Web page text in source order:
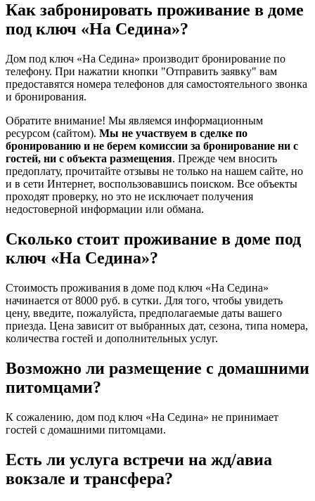
Как забронировать проживание в доме
под ключ «На Седина»?
Дом под ключ «На Седина» производит бронирование по
телефону. При нажатии кнопки "Отправить заявку" вам
предоставятся номера телефонов для самостоятельного звонка
и бронирования.
Обратите внимание! Мы являемся информационным
ресурсом (сайтом). Мы не участвуем в сделке по
бронированию и не берем комиссии за бронирование ни с
гостей, ни с объекта размещения. Прежде чем вносить
предоплату, прочитайте отзывы не только на нашем сайте, но
и в сети Интернет, воспользовавшись поиском. Все объекты
проходят проверку, но это не исключает получения
недостоверной информации или обмана.
Сколько стоит проживание в доме под
ключ «На Седина»?
Стоимость проживания в доме под ключ «На Седина»
начинается от 8000 руб. в сутки. Для того, чтобы увидеть
цену, введите, пожалуйста, предполагаемые даты вашего
приезда. Цена зависит от выбранных дат, сезона, типа номера,
количества гостей и дополнительных услуг.
Возможно ли размещение с домашними
питомцами?
К сожалению, дом под ключ «На Седина» не принимает
гостей с домашними питомцами.
Есть ли услуга встречи на жд/авиа
вокзале и трансфера?